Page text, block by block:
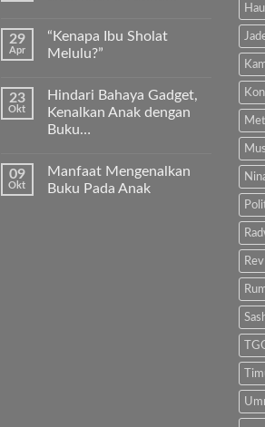
Premium
Timur
Tengah
komentar
pada
Ayah
ajari
anak
kita
Al-
29
Apr
“Kenapa Ibu Sholat
Melulu?”
komentar
pada
“Kenapa
Ibu
23
Okt
Hindari Bahaya Gadget,
Kenalkan Anak dengan
Buku…
komentar
pada
Hindari
09
Okt
Manfaat Mengenalkan
Buku Pada Anak